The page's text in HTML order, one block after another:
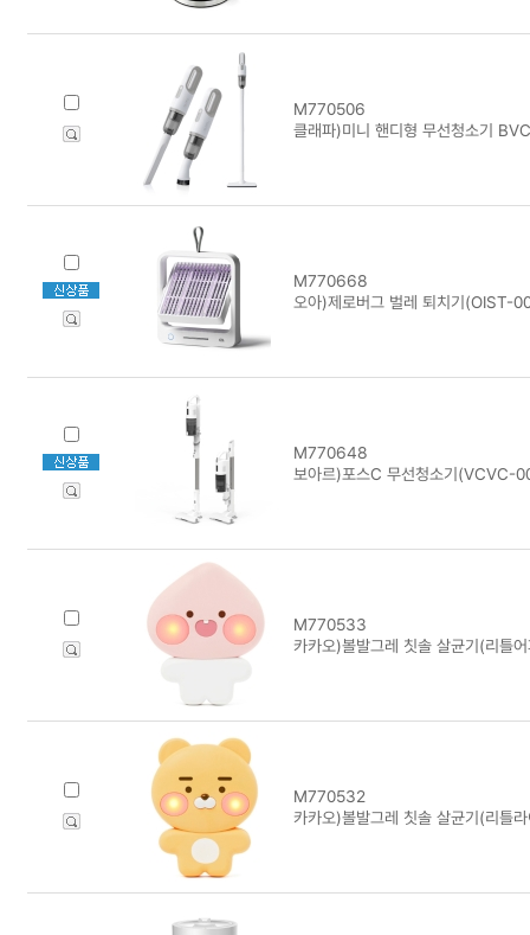
M770506
클래파)미니 핸디형 무선청소기
M770668
오아)제로버그 벌레 퇴치기(OIST-
M770648
보아르)포스C 무선청소기(VCVC-
M770533
카카오)볼발그레 칫솔 살균기(리틀
M770532
카카오)볼발그레 칫솔 살균기(리틀